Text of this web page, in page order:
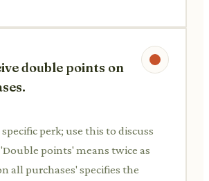
double points on
perk; use this to discuss
points' means twice as
all purchases' specifies the